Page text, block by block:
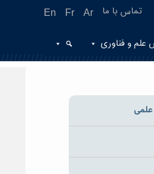
En Fr Ar تماس با ما
و فناوری